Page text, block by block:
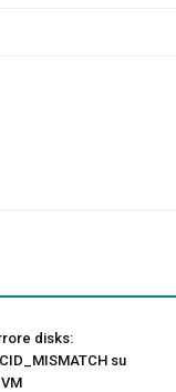
disks:
su